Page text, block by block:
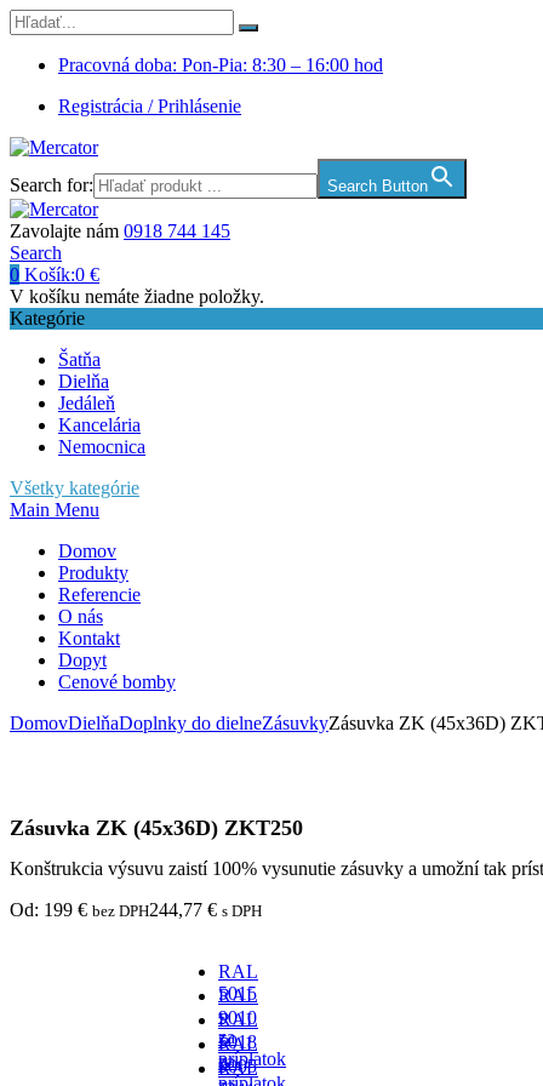
Pracovná doba: Pon-Pia: 8:30 – 16:00 hod
Registrácia / Prihlásenie
Search for: Search Button
Zavolajte nám 0918 744 145
Search
0 Košík:0 €
V košíku nemáte žiadne položky.
Kategórie
Šatňa
Dielňa
Jedáleň
Kancelária
Nemocnica
Všetky kategórie
Main Menu
Domov
Produkty
Referencie
O nás
Kontakt
Dopyt
Cenové bomby
DomovDielňaDoplnky do dielneZásuvkyZásuvka ZK (45x36D)
Zásuvka ZK (45x36D) ZKT250
Konštrukcia výsuvu zaistí 100% vysunutie zásuvky a umožní tak
Od: 199 € bez DPH244,77 € s DPH
RAL
5015
-
za
príplatok
RAL
9010
-
za
RAL
5018
-
RAL
9005
RAL